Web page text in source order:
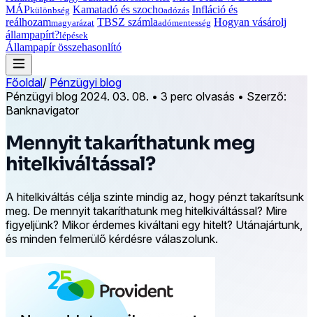
MÁPkülönbség Kamatadó és szochoadózás Infláció és
reálhozammagyarázat TBSZ számlaadómentesség Hogyan vásárolj
állampapírt?lépések
Állampapír összehasonlító
Főoldal/ Pénzügyi blog
Pénzügyi blog 2024. 03. 08. • 3 perc olvasás • Szerző:
Banknavigator
Mennyit takaríthatunk meg
hitelkiváltással?
A hitelkiváltás célja szinte mindig az, hogy pénzt takarítsunk
meg. De mennyit takaríthatunk meg hitelkiváltással? Mire
figyeljünk? Mikor érdemes kiváltani egy hitelt? Utánajártunk,
és minden felmerülő kérdésre válaszolunk.